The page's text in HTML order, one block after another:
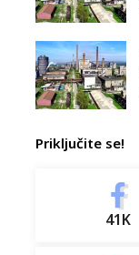
Priključite se!
41K